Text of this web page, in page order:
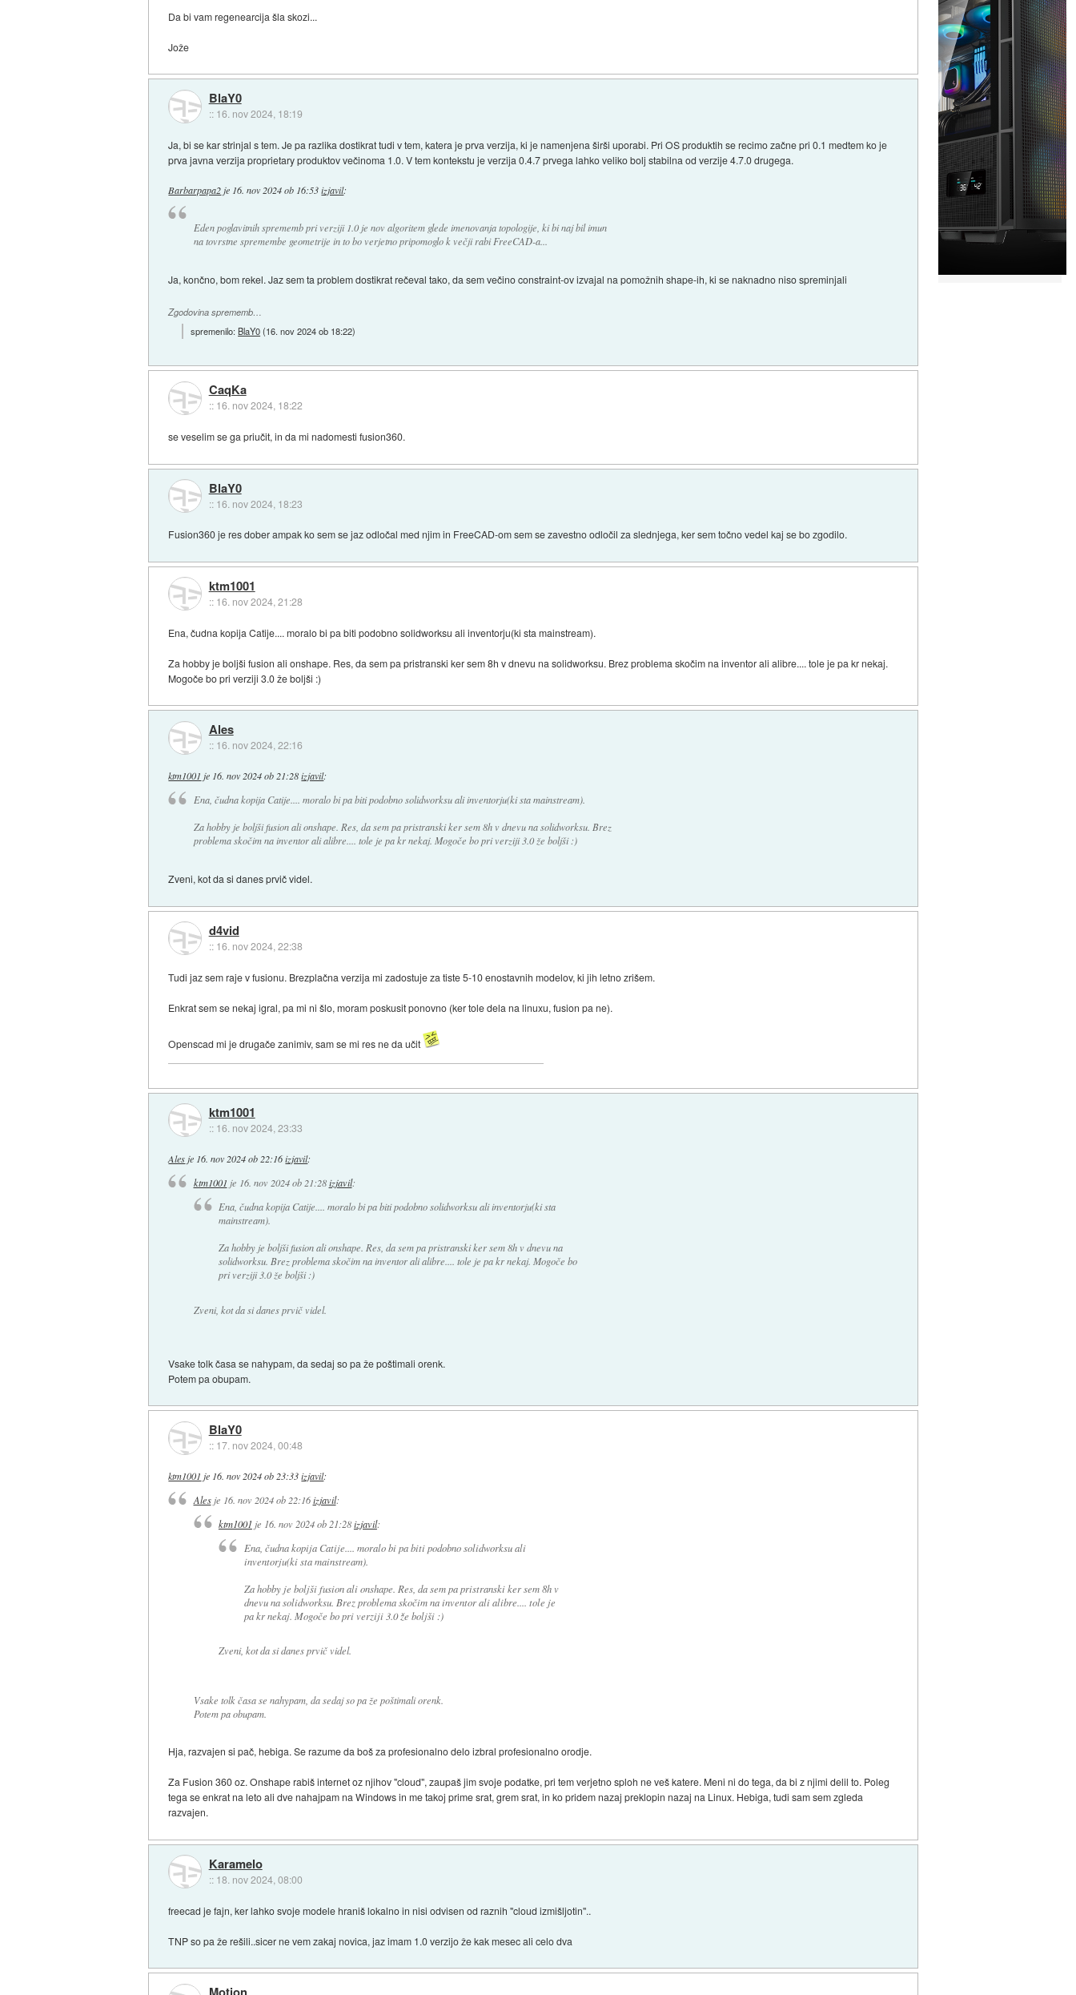
Da bi vam regenearcija šla skozi...
Jože
BlaY0
:: 16. nov 2024, 18:19
Ja, bi se kar strinjal s tem. Je pa razlika dostikrat tudi v tem, katera je prva verzija, ki je namenjena širši uporabi. Pri OS produktih se recimo začne pri 0.1 medtem ko je
prva javna verzija proprietary produktov večinoma 1.0. V tem kontekstu je verzija 0.4.7 prvega lahko veliko bolj stabilna od verzije 4.7.0 drugega.
Barbarpapa2 je 16. nov 2024 ob 16:53 izjavil:
Eden poglavitnih sprememb pri verziji 1.0 je nov algoritem glede imenovanja topologije, ki bi naj bil imun
na tovrstne spremembe geometrije in to bo verjetno pripomoglo k večji rabi FreeCAD-a...
Ja, končno, bom rekel. Jaz sem ta problem dostikrat rečeval tako, da sem večino constraint-ov izvajal na pomožnih shape-ih, ki se naknadno niso spreminjali
Zgodovina sprememb…
spremenilo:BlaY0(16. nov 2024 ob 18:22)
CaqKa
:: 16. nov 2024, 18:22
se veselim se ga priučit, in da mi nadomesti fusion360.
BlaY0
:: 16. nov 2024, 18:23
Fusion360 je res dober ampak ko sem se jaz odločal med njim in FreeCAD-om sem se zavestno odločil za slednjega, ker sem točno vedel kaj se bo zgodilo.
ktm1001
:: 16. nov 2024, 21:28
Ena, čudna kopija Catije.... moralo bi pa biti podobno solidworksu ali inventorju(ki sta mainstream).
Za hobby je boljši fusion ali onshape. Res, da sem pa pristranski ker sem 8h v dnevu na solidworksu. Brez problema skočim na inventor ali alibre.... tole je pa kr nekaj.
Mogoče bo pri verziji 3.0 že boljši :)
Ales
:: 16. nov 2024, 22:16
ktm1001 je 16. nov 2024 ob 21:28 izjavil:
Ena, čudna kopija Catije.... moralo bi pa biti podobno solidworksu ali inventorju(ki sta mainstream).
Za hobby je boljši fusion ali onshape. Res, da sem pa pristranski ker sem 8h v dnevu na solidworksu. Brez
problema skočim na inventor ali alibre.... tole je pa kr nekaj. Mogoče bo pri verziji 3.0 že boljši :)
Zveni, kot da si danes prvič videl.
d4vid
:: 16. nov 2024, 22:38
Tudi jaz sem raje v fusionu. Brezplačna verzija mi zadostuje za tiste 5-10 enostavnih modelov, ki jih letno zrišem.
Enkrat sem se nekaj igral, pa mi ni šlo, moram poskusit ponovno (ker tole dela na linuxu, fusion pa ne).
Openscad mi je drugače zanimiv, sam se mi res ne da učit
ktm1001
:: 16. nov 2024, 23:33
Ales je 16. nov 2024 ob 22:16 izjavil:
ktm1001 je 16. nov 2024 ob 21:28 izjavil:
Ena, čudna kopija Catije.... moralo bi pa biti podobno solidworksu ali inventorju(ki sta
mainstream).
Za hobby je boljši fusion ali onshape. Res, da sem pa pristranski ker sem 8h v dnevu na
solidworksu. Brez problema skočim na inventor ali alibre.... tole je pa kr nekaj. Mogoče bo
pri verziji 3.0 že boljši :)
Zveni, kot da si danes prvič videl.
Vsake tolk časa se nahypam, da sedaj so pa že poštimali orenk.
Potem pa obupam.
BlaY0
:: 17. nov 2024, 00:48
ktm1001 je 16. nov 2024 ob 23:33 izjavil:
Alesje 16. nov 2024 ob 22:16 izjavil:
ktm1001 je 16. nov 2024 ob 21:28izjavil:
Ena, čudna kopija Catije.... moralo bi pa biti podobno solidworksu ali
inventorju(ki sta mainstream).
Za hobby je boljši fusion ali onshape. Res, da sem pa pristranski ker sem 8h v
dnevu na solidworksu. Brez problema skočim na inventor ali alibre.... tole je
pa kr nekaj. Mogoče bo pri verziji 3.0 že boljši :)
Zveni, kot da si danes prvič videl.
Vsake tolk časa se nahypam, da sedaj so pa že poštimali orenk.
Potem pa obupam.
Hja, razvajen si pač, hebiga. Se razume da boš za profesionalno delo izbral profesionalno orodje.
Za Fusion 360 oz. Onshape rabiš internet oz njihov "cloud", zaupaš jim svoje podatke, pri tem verjetno sploh ne veš katere. Meni ni do tega, da bi z njimi delil to. Poleg
tega se enkrat na leto ali dve nahajpam na Windows in me takoj prime srat, grem srat, in ko pridem nazaj preklopin nazaj na Linux. Hebiga, tudi sam sem zgleda
razvajen.
Karamelo
:: 18. nov 2024, 08:00
freecad je fajn, ker lahko svoje modele hraniš lokalno in nisi odvisen od raznih "cloud izmišljotin"..
TNP so pa že rešili..sicer ne vem zakaj novica, jaz imam 1.0 verzijo že kak mesec ali celo dva